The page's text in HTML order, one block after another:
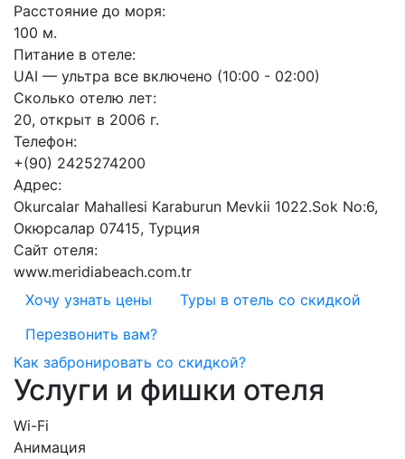
Расстояние до моря:
100 м.
Питание в отеле:
UAI — ультра все включено (10:00 - 02:00)
Сколько отелю лет:
20, открыт в 2006 г.
Телефон:
+(90) 2425274200
Адрес:
Okurcalar Mahallesi Karaburun Mevkii 1022.Sok No:6,
Окюрсалар 07415, Турция
Сайт отеля:
www.meridiabeach.com.tr
Хочу узнать цены
Туры в отель со скидкой
Перезвонить вам?
Как забронировать со скидкой?
Услуги и фишки отеля
Wi-Fi
Анимация